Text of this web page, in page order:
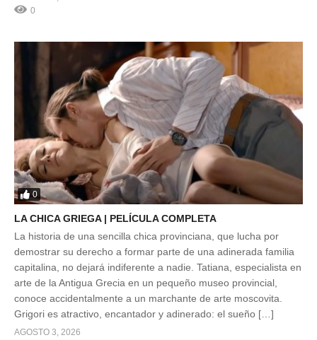
0
0
LA CHICA GRIEGA | PELÍCULA COMPLETA
La historia de una sencilla chica provinciana, que lucha por
demostrar su derecho a formar parte de una adinerada familia
capitalina, no dejará indiferente a nadie. Tatiana, especialista en
arte de la Antigua Grecia en un pequeño museo provincial,
conoce accidentalmente a un marchante de arte moscovita.
Grigori es atractivo, encantador y adinerado: el sueño […]
AGOSTO 3, 2026